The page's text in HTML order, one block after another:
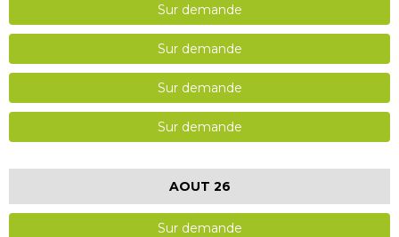
Sur demande
Sur demande
Sur demande
Sur demande
AOUT 26
Sur demande